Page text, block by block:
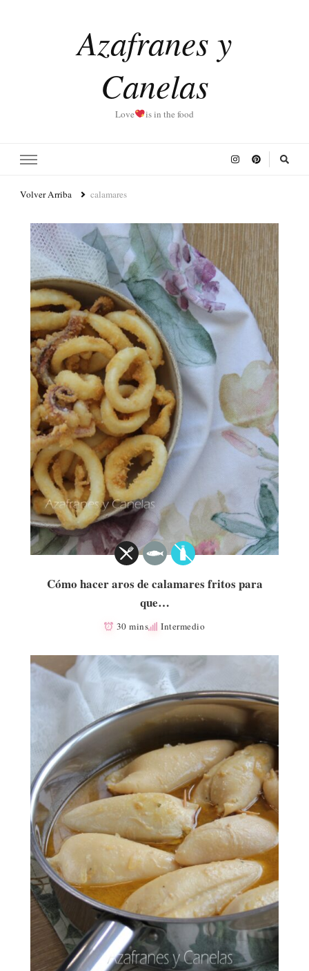
Azafranes y
Canelas
Love is in the food
Volver Arriba calamares
Cómo hacer aros de calamares fritos para
que…
30 mins Intermedio